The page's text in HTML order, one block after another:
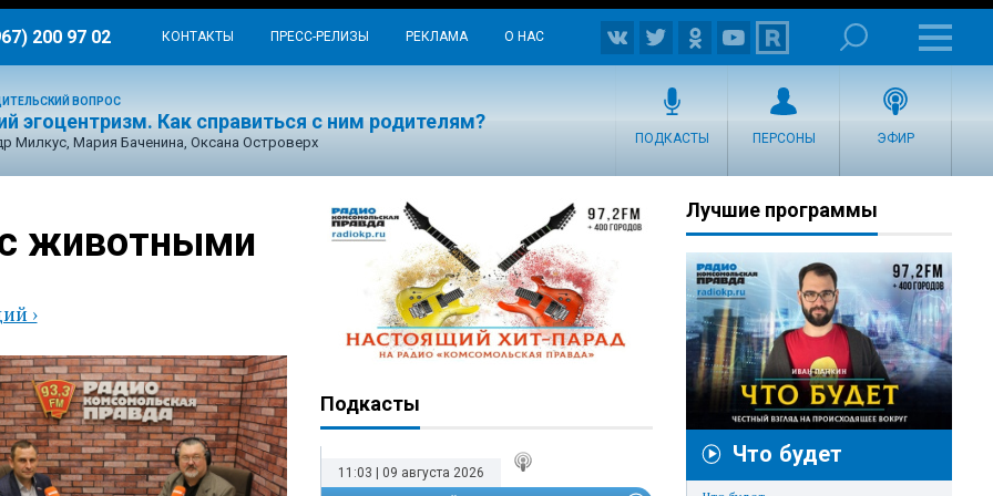
200 97 02 КОНТАКТЫ ПРЕСС-РЕЛИЗЫ РЕКЛАМА О НАС
ВОПРОС
эгоцентризм. Как справиться с ним родителям?
Милкус, Мария Баченина, Оксана Островерх ПОДКАСТЫ ПЕРСОНЫ ЭФИР
животными
›
Подкасты
11:03 | 09 августа 2026
Лучшие программы
Что будет